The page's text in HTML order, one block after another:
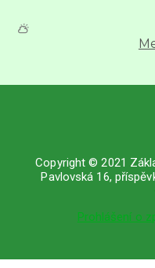
Copyright © 2021
Pavlovská 16,
Prohlášení o